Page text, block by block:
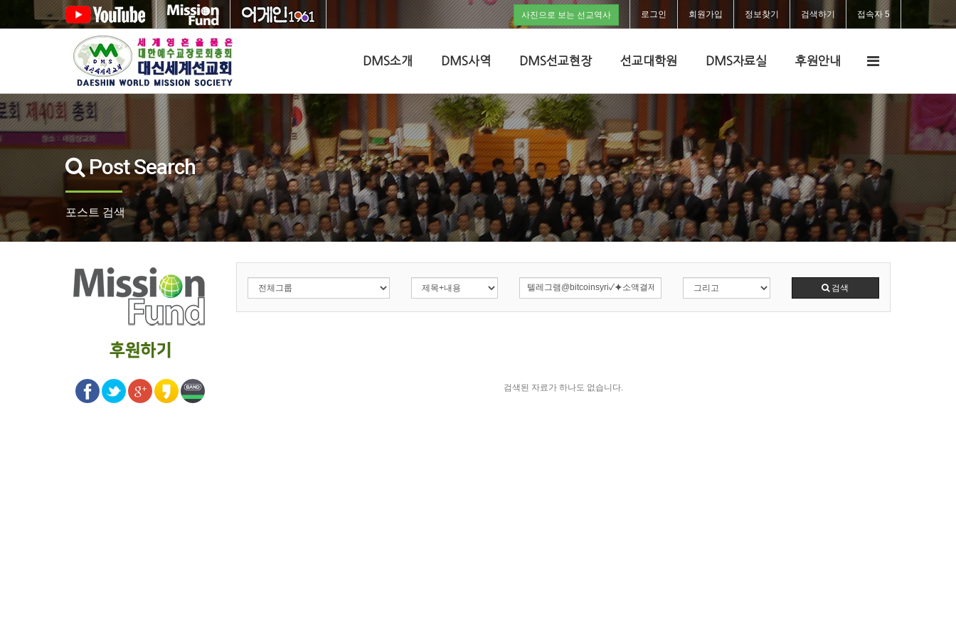
사진으로 보는 선교역사 로그인 회원가입 정보찾기 검색하기 접속자 5
DMS소개 DMS사역 DMS선교현장 선교대학원 DMS자료실 후원안내
전
메
뉴
Post Search
포스트 검색
검색
검색된 자료가 하나도 없습니다.